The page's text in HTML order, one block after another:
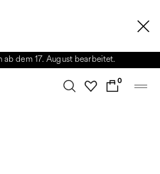
ist unser Kundenservice nicht
dem 17. August bearbeitet.
0